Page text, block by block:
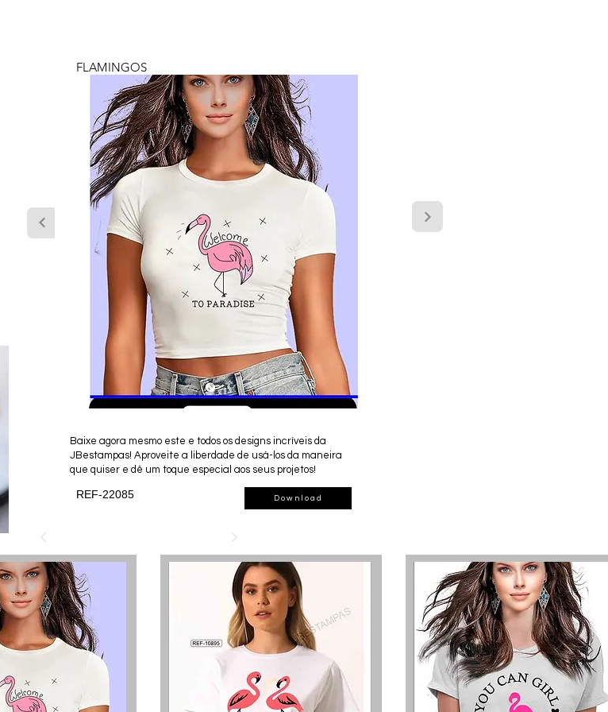
FLAMINGOS
Baixe agora mesmo este e todos os designs incríveis da
JBestampas! Aproveite a liberdade de usá-los da maneira
que quiser e dê um toque especial aos seus projetos!
REF-22085 Download